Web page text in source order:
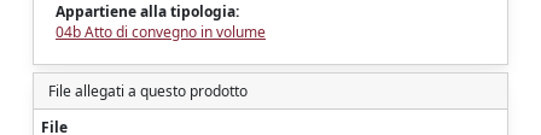
Appartiene alla tipologia:
04b Atto di convegno in volume
File allegati a questo prodotto
File